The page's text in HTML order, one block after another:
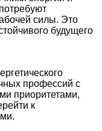
силы. Это
будущего
профессий с
приоритетами,
к